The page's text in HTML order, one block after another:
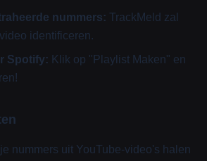
nummers: TrackMeld zal
identificeren.
Spotify: Klik op "Playlist Maken" en
nummers uit YouTube-video's halen